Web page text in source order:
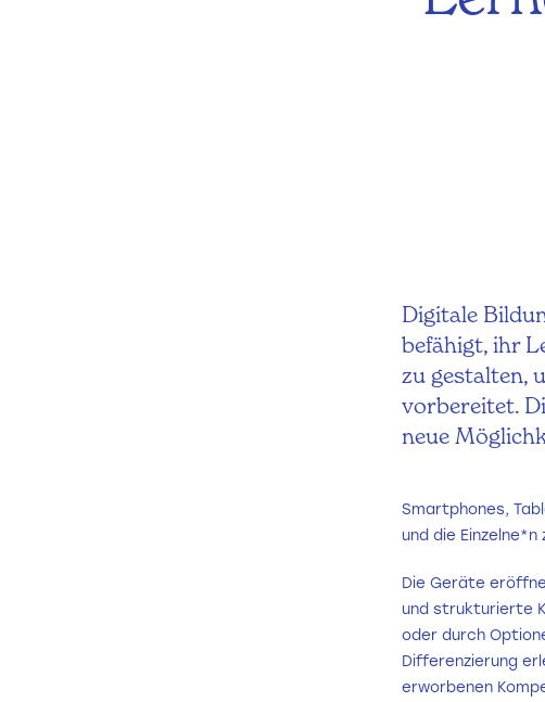
Digitale
befähigt, ihr
zu gestalten,
vorbereitet.
neue
Smartphones,
und die
Die Geräte
und strukturierte
oder durch
Differenzierung
erworbenen